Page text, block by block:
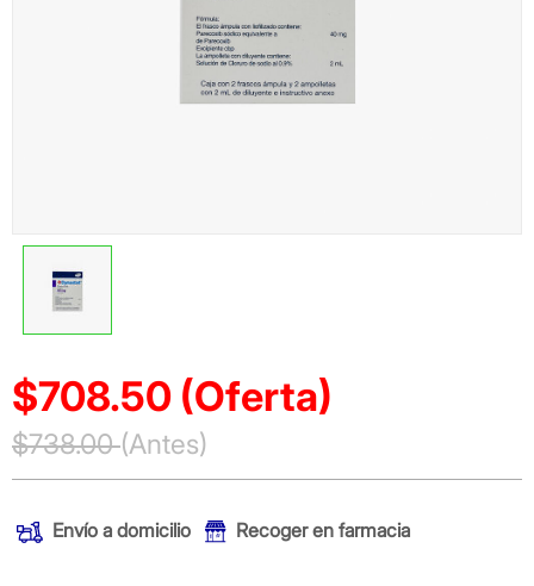
$708.50 (Oferta)
Precio reducido de
$738.00(Antes)
Envío a domicilio Recoger en farmacia